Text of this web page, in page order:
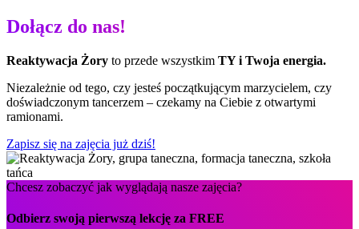
Dołącz do nas!
Reaktywacja Żory to przede wszystkim TY i Twoja energia.
Niezależnie od tego, czy jesteś początkującym marzycielem, czy
doświadczonym tancerzem – czekamy na Ciebie z otwartymi
ramionami.
Zapisz się na zajęcia już dziś!
Chcesz zobaczyć jak wyglądają nasze zajęcia?
Odbierz swoją pierwszą lekcję za FREE